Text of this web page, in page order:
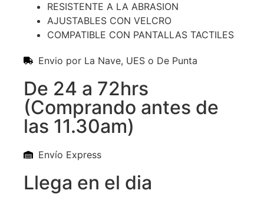
RESISTENTE A LA ABRASION
AJUSTABLES CON VELCRO
COMPATIBLE CON PANTALLAS TACTILES
Envio por La Nave, UES o De Punta
De 24 a 72hrs
(Comprando antes de
las 11.30am)
Envío Express
Llega en el dia